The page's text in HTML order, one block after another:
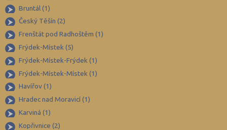
Blansko (5)
Brno-město (59)
Bruntál (2)
Břeclav (2)
České Budějovice (24)
Český Krumlov (3)
Děčín (4)
Domažlice (2)
Španělština
Italština
Japonština
Bruntál (1)
Český Těšín (2)
Frenštát pod Radhoštěm (1)
Frýdek-Místek (5)
Frýdek-Místek-Frýdek (1)
Frýdek-Místek-Místek (1)
Havířov (1)
Hradec nad Moravicí (1)
Karviná (1)
Kopřivnice (2)